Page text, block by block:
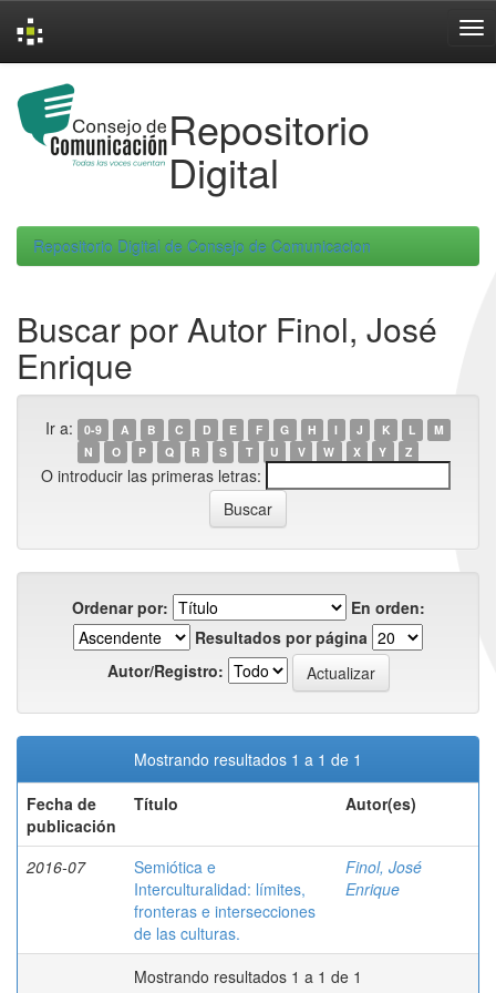
navigation
Repositorio
Digital
Repositorio Digital de Consejo de Comunicacion
Buscar por Autor Finol, José
Enrique
Ir a: 0-9 A B C D E F G H I J K L
M
N
O P Q R S T U V W X Y Z
O introducir las primeras letras:
Ordenar por:
En orden:
Resultados por página
Autor/Registro:
Mostrando resultados 1 a 1 de 1
Fecha de
publicación
Título Autor(es)
2016-07
Semiótica e
Interculturalidad: límites,
fronteras e intersecciones
de las culturas.
Finol, José
Enrique
Mostrando resultados 1 a 1 de 1